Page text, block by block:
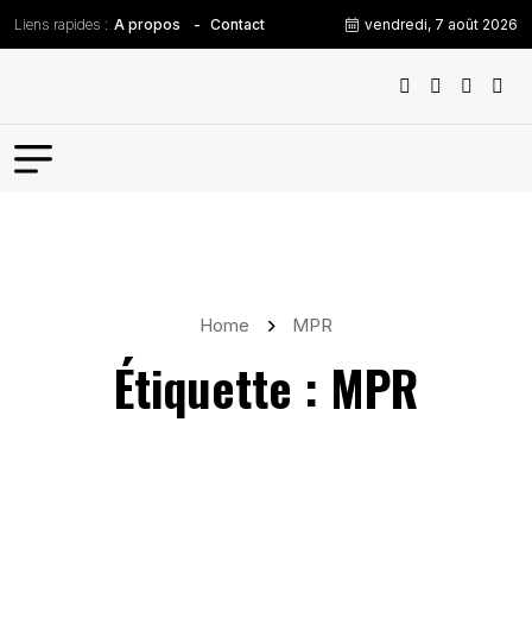
Liens rapides : A propos Contact vendredi, 7 août 2026
Home MPR
Étiquette : MPR